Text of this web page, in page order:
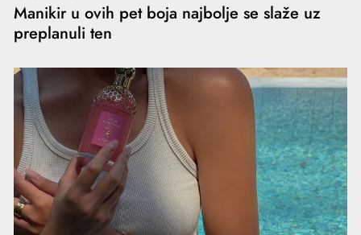
Manikir u ovih pet boja najbolje se slaže uz
preplanuli ten